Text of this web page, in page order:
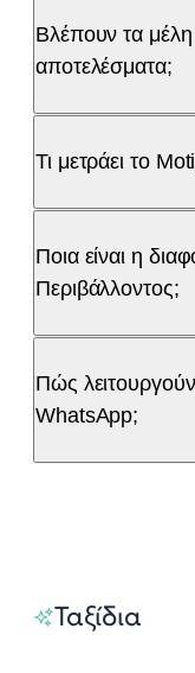
Βλέπουν τα
αποτελέσματα;
Τι μετράει το
Ποια είναι η
Περιβάλλοντος;
Πώς
WhatsApp;
Ταξίδια